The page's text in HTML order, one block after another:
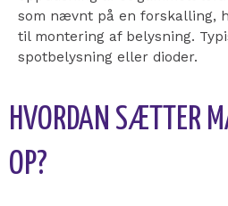
som nævnt på en forskalling,
til montering af belysning.
spotbelysning eller dioder.
HVORDAN SÆTTER
OP?